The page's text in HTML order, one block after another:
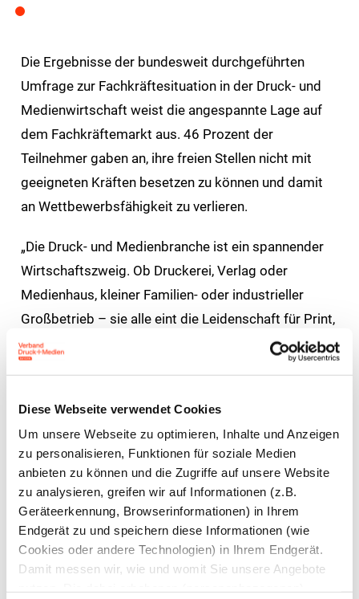
Diese Webseite verwendet Cookies
Um unsere Webseite zu optimieren, Inhalte und Anzeigen
zu personalisieren, Funktionen für soziale Medien
anbieten zu können und die Zugriffe auf unsere Website
zu analysieren, greifen wir auf Informationen (z.B.
Geräteerkennung, Browserinformationen) in Ihrem
Endgerät zu und speichern diese Informationen (wie
Cookies oder andere Technologien) in Ihrem Endgerät.
Damit messen wir, wie und womit Sie unsere Angebote
Die Ergebnisse der bundesweit durchgeführten
Umfrage zur Fachkräftesituation in der Druck- und
Medienwirtschaft weist die angespannte Lage auf
dem Fachkräftemarkt aus. 46 Prozent der
Teilnehmer gaben an, ihre freien Stellen nicht mit
geeigneten Kräften besetzen zu können und damit
an Wettbewerbsfähigkeit zu verlieren.
„Die Druck- und Medienbranche ist ein spannender
Wirtschaftszweig. Ob Druckerei, Verlag oder
Medienhaus, kleiner Familien- oder industrieller
Großbetrieb – sie alle eint die Leidenschaft für Print,
aber aktuell und in einigen Regionen Deutschlands
ist es nicht leicht, geeignete Fachkräfte zu finden,“
Hauptgeschäftsführerin des Bundesverbandes
Druck und Medien (BVDM), die Situation. „Dabei
bieten unsere Betriebe attraktive
Beschäftigungsmöglichkeiten“, so Hommelhoff
weiter.
Im besonderen Fokus der Stellenbörse stehen die
Druck- und Medienberufe: Ob kreative